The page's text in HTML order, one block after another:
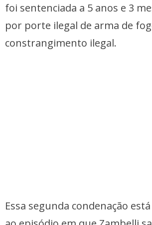
foi sentenciada a 5 anos e 3
por porte ilegal de arma de
constrangimento ilegal.
Essa segunda condenação